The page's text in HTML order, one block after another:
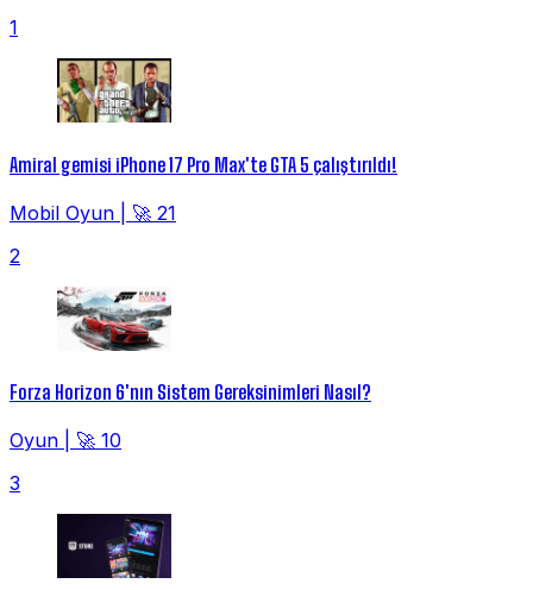
1
Amiral gemisi iPhone 17 Pro Max'te GTA 5 çalıştırıldı!
Mobil Oyun
🚀 21
2
Forza Horizon 6'nın Sistem Gereksinimleri Nasıl?
Oyun
🚀 10
3